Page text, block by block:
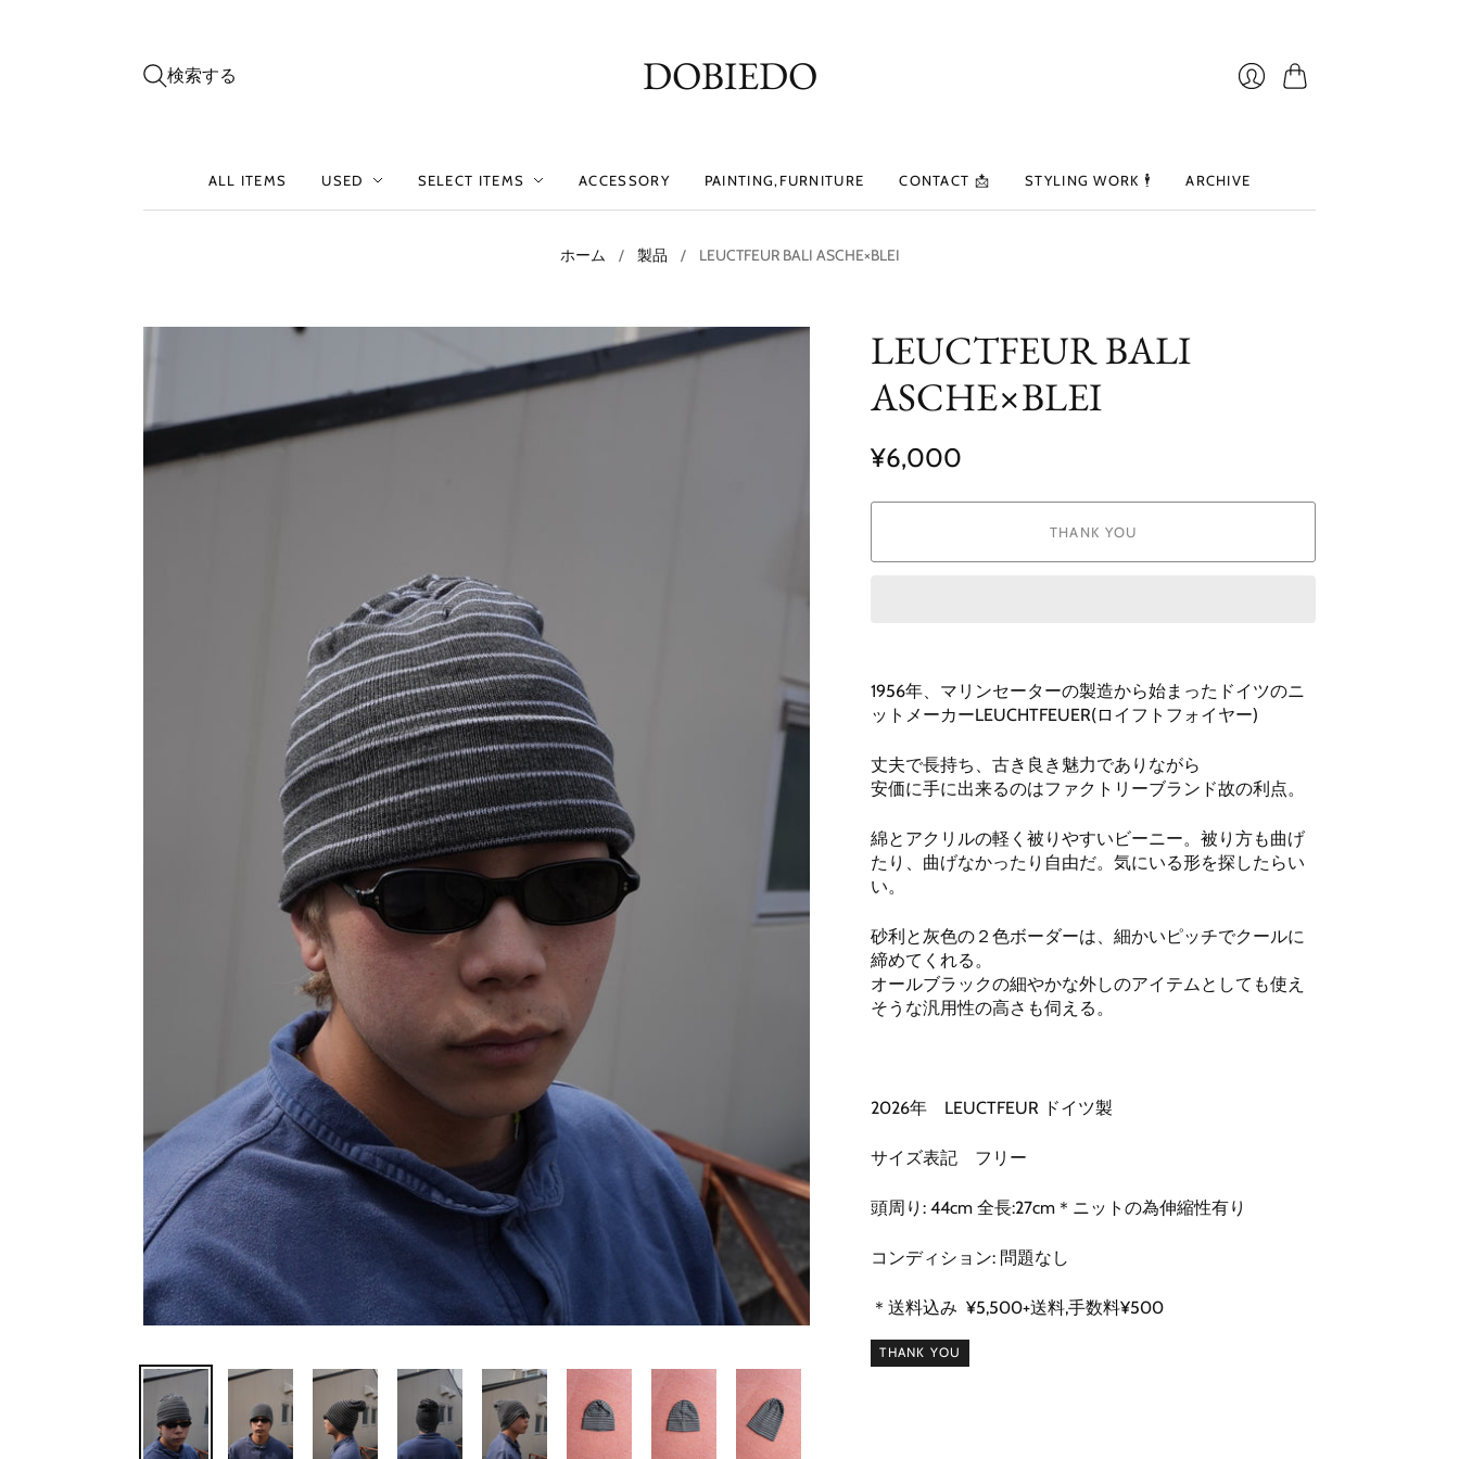
検索する
DOBIEDO
ALL ITEMS USED SELECT ITEMS ACCESSORY PAINTING,FURNITURE CONTACT 📩 STYLING WORK 🕴️ ARCHIVE
ホーム / 製品 / LEUCTFEUR BALI ASCHE×BLEI
LEUCTFEUR BALI
ASCHE×BLEI
¥6,000
THANK YOU
1956年、マリンセーターの製造から始まったドイツのニ
ットメーカーLEUCHTFEUER(ロイフトフォイヤー)
丈夫で長持ち、古き良き魅力でありながら
安価に手に出来るのはファクトリーブランド故の利点。
綿とアクリルの軽く被りやすいビーニー。被り方も曲げ
たり、曲げなかったり自由だ。気にいる形を探したらい
い。
砂利と灰色の２色ボーダーは、細かいピッチでクールに
締めてくれる。
オールブラックの細やかな外しのアイテムとしても使え
そうな汎用性の高さも伺える。
2026年 LEUCTFEUR ドイツ製
サイズ表記 フリー
頭周り: 44cm 全長:27cm＊ニットの為伸縮性有り
コンディション: 問題なし
＊送料込み ¥5,500+送料,手数料¥500
THANK YOU